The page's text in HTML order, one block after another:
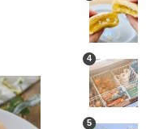
4
5